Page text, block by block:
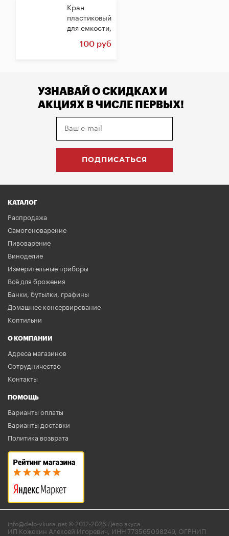
Кран
пластиковый
для емкости,
100 руб
УЗНАВАЙ О СКИДКАХ И
АКЦИЯХ В ЧИСЛЕ ПЕРВЫХ!
КАТАЛОГ
Распродажа
Самогоноварение
Пивоварение
Виноделие
Измерительные приборы
Всё для брожения
Банки, бутылки, графины
Домашнее консервирование
Коптильни
О КОМПАНИИ
Адреса магазинов
Сотрудничество
Контакты
ПОМОЩЬ
Варианты оплаты
Варианты доставки
Политика возврата
info@delo-vkusa.net © 2012-2026 Дело вкуса
ИП Кожекин Алексей Игоревич, ИНН 773565098249, ОГРНИП